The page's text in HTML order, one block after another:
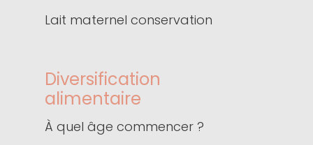
Lait maternel conservation
Diversification
alimentaire
À quel âge commencer ?